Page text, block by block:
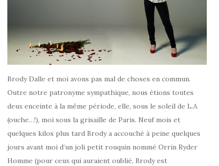
Brody Dalle et moi avons pas mal de choses en commun.
Outre notre patronyme sympathique, nous étions toutes
deux enceinte à la même période, elle, sous le soleil de L.A
(ouche…!), moi sous la grisaille de Paris. Neuf mois et
quelques kilos plus tard Brody a accouché à peine quelques
jours avant moi d’un joli petit rouquin nommé Orrin Ryder
Homme (pour ceux qui auraient oublié, Brody est